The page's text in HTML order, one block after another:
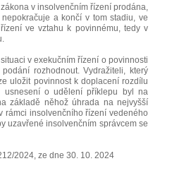
v insolvenčním řízení prodána,
a končí v tom stadiu, ve
ve vztahu k povinnému, tedy v
v exekučním řízení o povinnosti
rozhodnout. Vydražiteli, který
uložit povinnost k doplacení rozdílu
o udělení příklepu byl na
základě něhož úhrada na nejvyšší
insolvenčního řízení vedeného
uzavřené insolvenčním správcem se
2024, ze dne 30. 10. 2024